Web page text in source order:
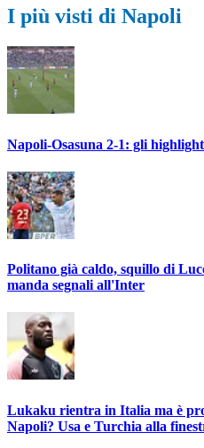
I più visti di Napoli
Napoli-Osasuna 2-1: gli
Politano già caldo, squillo di
manda segnali all'Inter
Lukaku rientra in Italia ma è
Napoli? Usa e Turchia alla